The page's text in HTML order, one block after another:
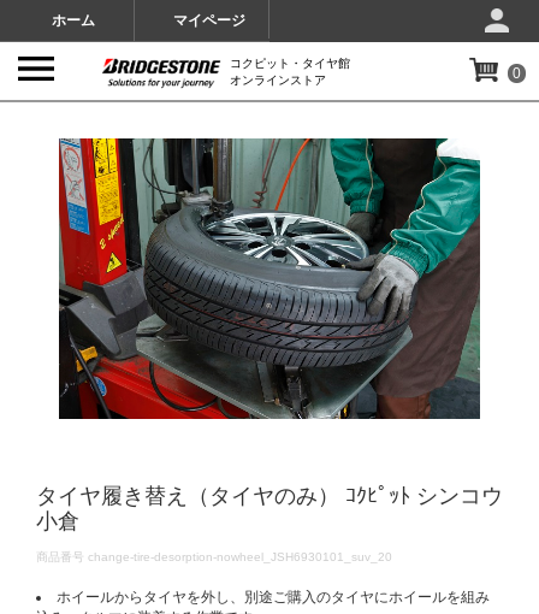
ホーム マイページ
コクピット・タイヤ館
オンラインストア
0
タイヤ履き替え（タイヤのみ） ｺｸﾋﾟｯﾄ シンコウ
小倉
DETAILS
商品番号 change-tire-desorption-nowheel_JSH6930101_suv_20
ホイールからタイヤを外し、別途ご購入のタイヤにホイールを組み